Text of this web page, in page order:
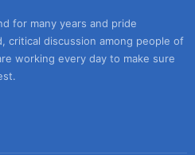
for many years and pride
critical discussion among people of
working every day to make sure